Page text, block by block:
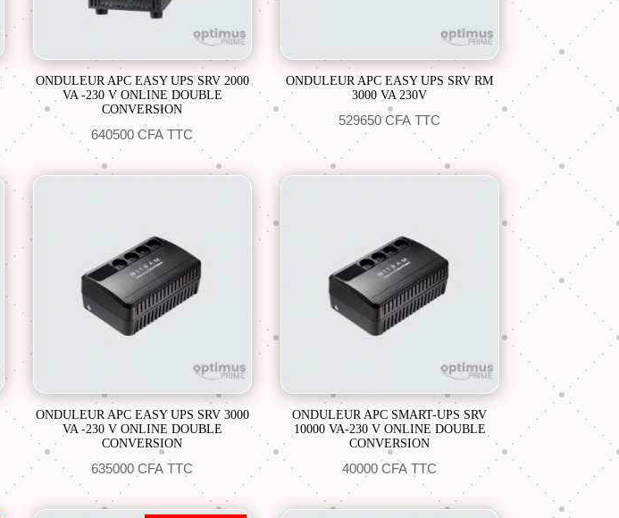
ONDULEUR APC EASY UPS SRV 2000
VA -230 V ONLINE DOUBLE
CONVERSION
640500CFA TTC
ONDULEUR APC EASY UPS SRV RM
3000 VA 230V
529650CFA TTC
ONDULEUR APC EASY UPS SRV 3000
VA -230 V ONLINE DOUBLE
CONVERSION
635000CFA TTC
ONDULEUR APC SMART-UPS SRV
10000 VA-230 V ONLINE DOUBLE
CONVERSION
40000CFA TTC